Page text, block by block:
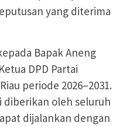
yang diterima
Bapak Aneng
DPD Partai
periode 2026–2031.
diberikan oleh seluruh
dijalankan dengan